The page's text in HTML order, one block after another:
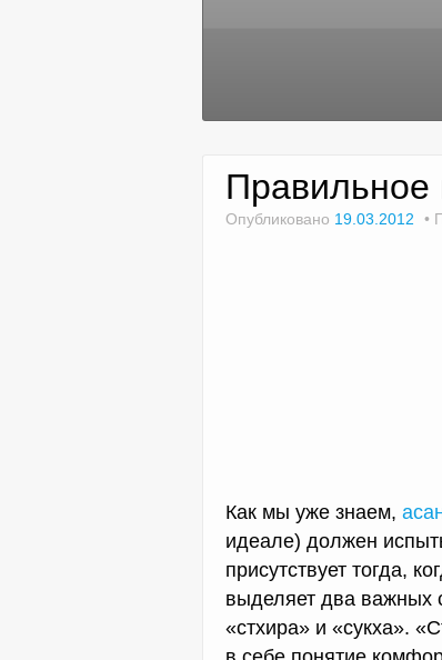
Опубликовано 19.03.2012
Как мы уже знаем,
идеале) должен
присутствует тогда,
выделяет два важных
«стхира» и «сукха».